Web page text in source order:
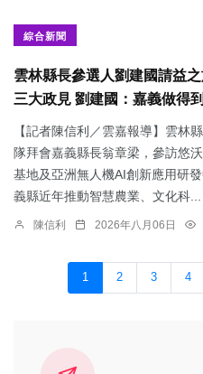
綜合新聞
雲林縣長參選人劉建國請益
三大政見 劉建國：嘉義做得
【記者陳信利／雲嘉報導】雲林
隊拜會嘉義縣長翁章梁，參訪悠
基地及亞洲無人機AI創新應用研
義縣近年推動智慧農業、文化科...
陳信利 2026年八月06日
1 2 3 4